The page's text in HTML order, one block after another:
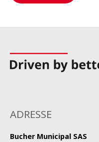
ADRESSE
Bucher Municipal SAS